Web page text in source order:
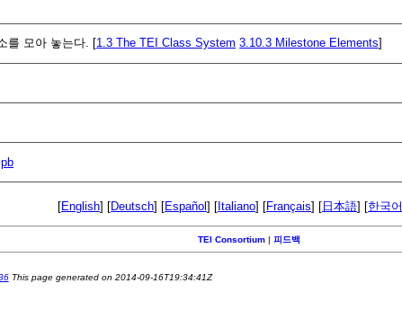
를 모아 놓는다. [1.3The TEI Class System 3.10.3 Milestone Elements]
pb
[English] [Deutsch] [Español] [Italiano] [Français] [日本語] [한국어
TEI Consortium | 피드백
This page generated on 2014-09-16T19:34:41Z